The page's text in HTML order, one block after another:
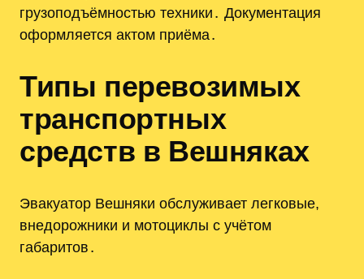
грузоподъёмностью техники․ Документация
оформляется актом приёма․
Типы перевозимых
транспортных
средств в Вешняках
Эвакуатор Вешняки обслуживает легковые,
внедорожники и мотоциклы с учётом
габаритов․